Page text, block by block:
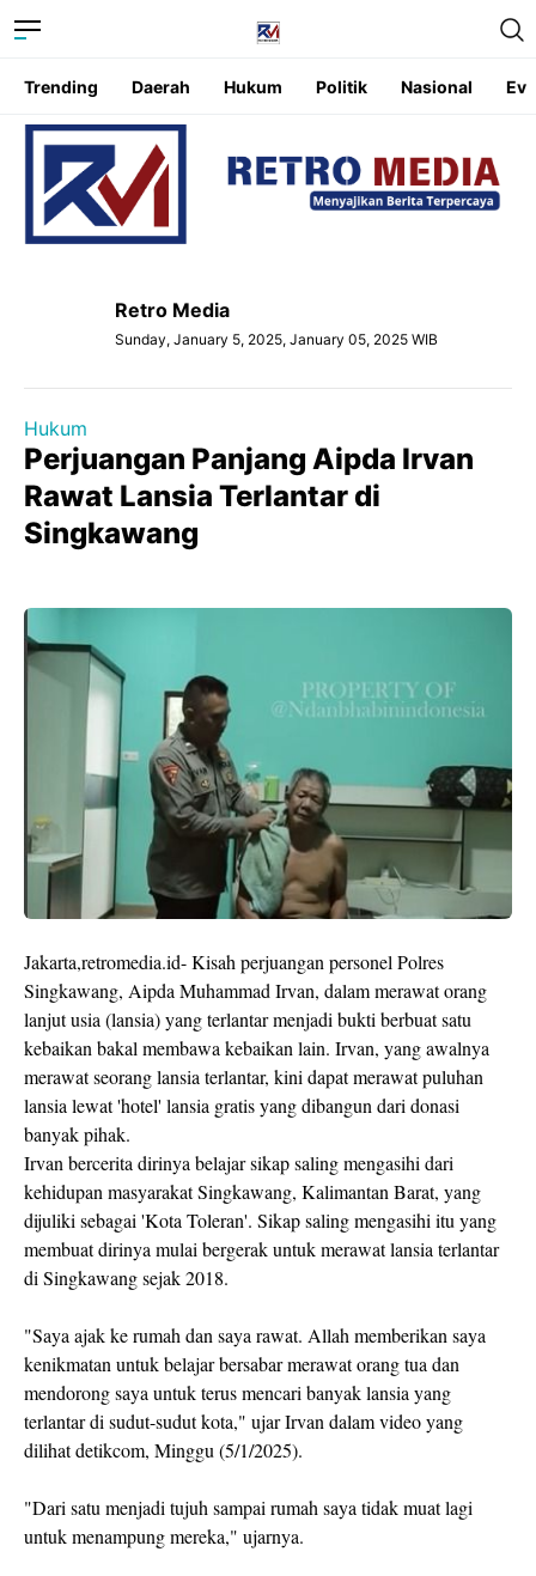
Trending Daerah Hukum Politik Nasional
Retro Media
Sunday, January 5, 2025, January 05, 2025 WIB
Hukum
Perjuangan Panjang Aipda Irvan
Rawat Lansia Terlantar di
Singkawang
Jakarta,retromedia.id- Kisah perjuangan personel Polres
Singkawang, Aipda Muhammad Irvan, dalam merawat orang
lanjut usia (lansia) yang terlantar menjadi bukti berbuat satu
kebaikan bakal membawa kebaikan lain. Irvan, yang awalnya
merawat seorang lansia terlantar, kini dapat merawat puluhan
lansia lewat 'hotel' lansia gratis yang dibangun dari donasi
banyak pihak.
Irvan bercerita dirinya belajar sikap saling mengasihi dari
kehidupan masyarakat Singkawang, Kalimantan Barat, yang
dijuliki sebagai 'Kota Toleran'. Sikap saling mengasihi itu yang
membuat dirinya mulai bergerak untuk merawat lansia terlantar
di Singkawang sejak 2018.
"Saya ajak ke rumah dan saya rawat. Allah memberikan saya
kenikmatan untuk belajar bersabar merawat orang tua dan
mendorong saya untuk terus mencari banyak lansia yang
terlantar di sudut-sudut kota," ujar Irvan dalam video yang
dilihat detikcom, Minggu (5/1/2025).
"Dari satu menjadi tujuh sampai rumah saya tidak muat lagi
untuk menampung mereka," ujarnya.